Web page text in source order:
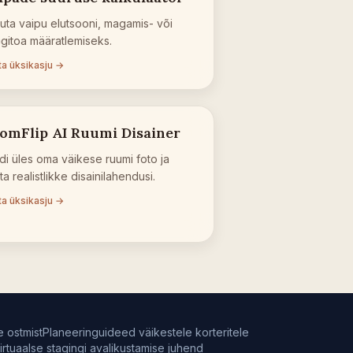
vaipu elutsooni, magamis- või
määratlemiseks.
üksikasju →
AI Ruumi Disainer
üles oma väikese ruumi foto ja
realistlikke disainilahendusi.
üksikasju →
ostmistPlaneeringuideed väikestele korteritele
stagingi avalikustamise juhend